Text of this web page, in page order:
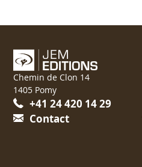
Chemin de Clon 14
1405 Pomy
+41 24 420 14 29
Contact